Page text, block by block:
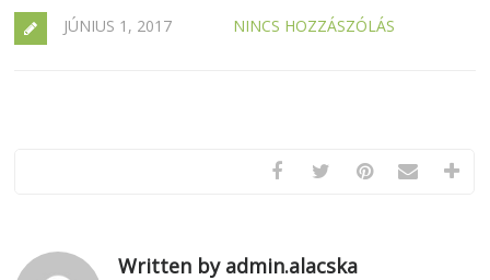
JÚNIUS 1, 2017 NINCS HOZZÁSZÓLÁS
Written by admin.alacska